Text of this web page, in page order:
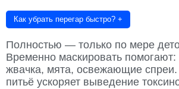
Как убрать перегар быстро? +
Полностью — только по мере
Временно маскировать помогают:
жвачка, мята, освежающие
питьё ускоряет выведение